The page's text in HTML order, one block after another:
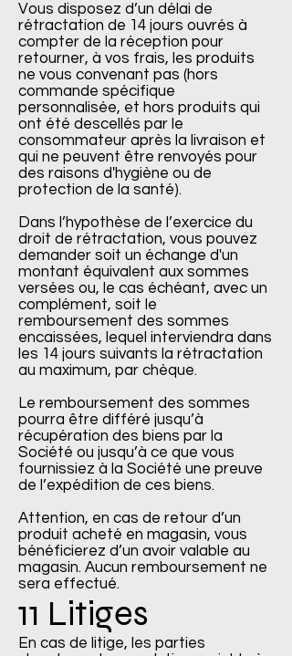
Vous disposez d’un délai de
rétractation de 14 jours ouvrés à
compter de la réception pour
retourner, à vos frais, les produits
ne vous convenant pas (hors
commande spécifique
personnalisée, et hors produits qui
ont été descellés par le
consommateur après la livraison et
qui ne peuvent être renvoyés pour
des raisons d'hygiène ou de
protection de la santé).
Dans l’hypothèse de l’exercice du
droit de rétractation, vous pouvez
demander soit un échange d'un
montant équivalent aux sommes
versées ou, le cas échéant, avec un
complément, soit le
remboursement des sommes
encaissées, lequel interviendra dans
les 14 jours suivants la rétractation
au maximum, par chèque.
Le remboursement des sommes
pourra être différé jusqu’à
récupération des biens par la
Société ou jusqu’à ce que vous
fournissiez à la Société une preuve
de l’expédition de ces biens.
Attention, en cas de retour d’un
produit acheté en magasin, vous
bénéficierez d’un avoir valable au
magasin. Aucun remboursement ne
sera effectué.
11 Litiges
En cas de litige, les parties